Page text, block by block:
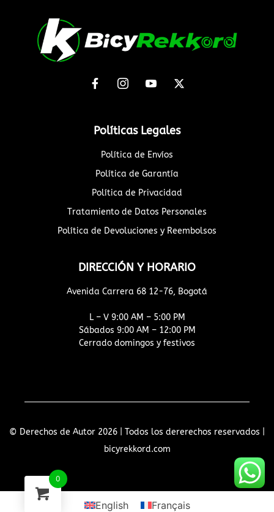
Políticas Legales
Política de Envíos
Política de Garantía
Política de Privacidad
Tratamiento de Datos Personales
Política de Devoluciones y Reembolsos
DIRECCIÓN Y HORARIO
Avenida Carrera 68 12-76, Bogotá
L – V 9:00 AM – 5:00 PM
Sábados 9:00 AM – 12:00 PM
Cerrado domingos y festivos
© Derechos de Autor 2026 | Todos los dererechos reservados |
bicyrekkord.com
0
English Français